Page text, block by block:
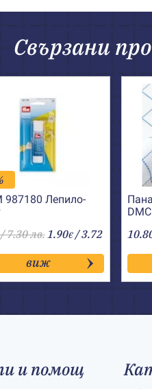
Свързани
987180 Лепило-
7.30 лв.1.90€/ 3.72
виж
и помощ